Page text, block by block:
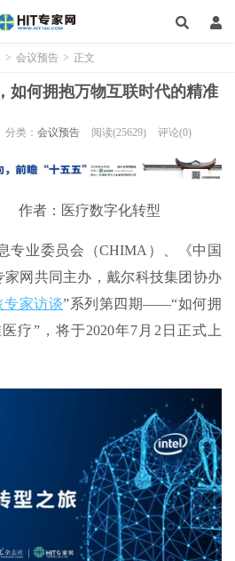
> 会议预告 > 正文
如何拥抱万物互联时代的精准
分类： 会议预告 阅读(25629) 评论(0)
者：医疗数字化转型
专业委员会（CHIMA）、《中国
家网共同主办，戴尔科技集团协办
专家访谈”系列第四期——“如何拥
疗”，将于2020年7月2日正式上